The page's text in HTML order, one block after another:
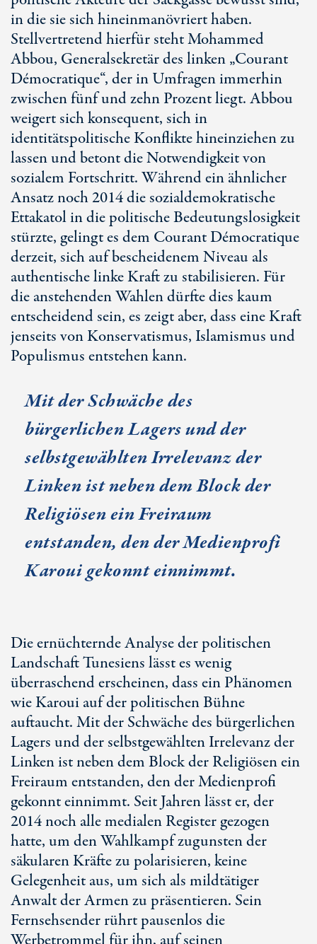
in die sie sich hineinmanövriert haben.
Stellvertretend hierfür steht Mohammed
Abbou, Generalsekretär des linken „Courant
Démocratique“, der in Umfragen immerhin
zwischen fünf und zehn Prozent liegt. Abbou
weigert sich konsequent, sich in
identitätspolitische Konflikte hineinziehen zu
lassen und betont die Notwendigkeit von
sozialem Fortschritt. Während ein ähnlicher
Ansatz noch 2014 die sozialdemokratische
Ettakatol in die politische Bedeutungslosigkeit
stürzte, gelingt es dem Courant Démocratique
derzeit, sich auf bescheidenem Niveau als
authentische linke Kraft zu stabilisieren. Für
die anstehenden Wahlen dürfte dies kaum
entscheidend sein, es zeigt aber, dass eine Kraft
jenseits von Konservatismus, Islamismus und
Populismus entstehen kann.
Mit der Schwäche des
bürgerlichen Lagers und der
selbstgewählten Irrelevanz der
Linken ist neben dem Block der
Religiösen ein Freiraum
entstanden, den der Medienprofi
Karoui gekonnt einnimmt.
Die ernüchternde Analyse der politischen
Landschaft Tunesiens lässt es wenig
überraschend erscheinen, dass ein Phänomen
wie Karoui auf der politischen Bühne
auftaucht. Mit der Schwäche des bürgerlichen
Lagers und der selbstgewählten Irrelevanz der
Linken ist neben dem Block der Religiösen ein
Freiraum entstanden, den der Medienprofi
gekonnt einnimmt. Seit Jahren lässt er, der
2014 noch alle medialen Register gezogen
hatte, um den Wahlkampf zugunsten der
säkularen Kräfte zu polarisieren, keine
Gelegenheit aus, um sich als mildtätiger
Anwalt der Armen zu präsentieren. Sein
Fernsehsender rührt pausenlos die